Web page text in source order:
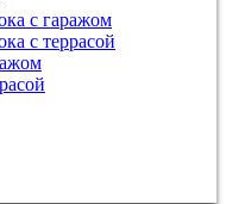
с гаражом
с террасой